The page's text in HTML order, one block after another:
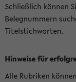
Schließlich können
Belegnummern
Titelstichworten.
Hinweise für
Alle Rubriken